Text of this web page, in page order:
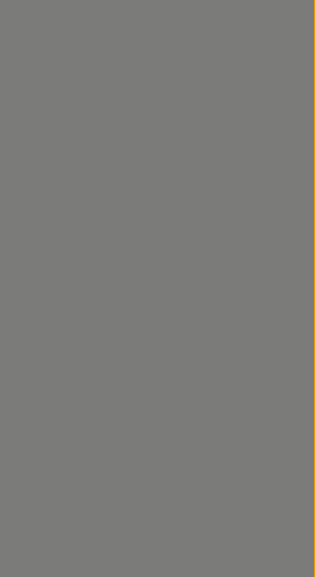
www.facebook.com/
zu https://www.instagram.com/